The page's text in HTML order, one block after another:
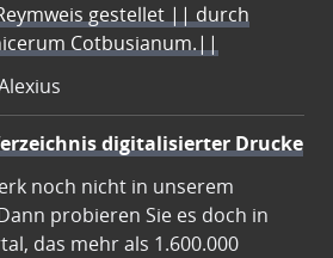
gestellet || durch
Cotbusianum.||
digitalisierter Drucke
noch nicht in unserem
probieren Sie es doch in
das mehr als 1.600.000